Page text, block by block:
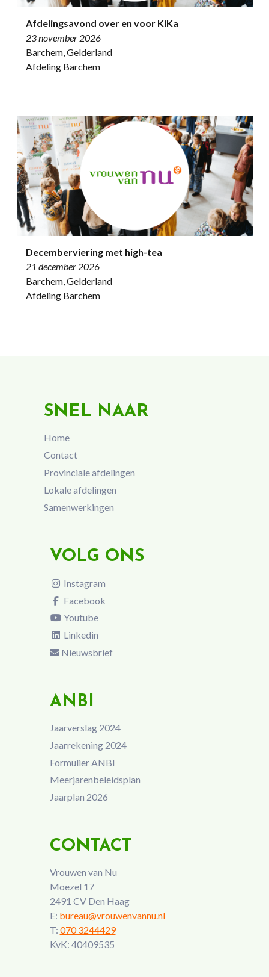
Afdelingsavond over en voor KiKa
23 november 2026
Barchem, Gelderland
Afdeling Barchem
Decemberviering met high-tea
21 december 2026
Barchem, Gelderland
Afdeling Barchem
SNEL NAAR
Home
Contact
Provinciale afdelingen
Lokale afdelingen
Samenwerkingen
VOLG ONS
Instagram
Facebook
Youtube
Linkedin
Nieuwsbrief
ANBI
Jaarverslag 2024
Jaarrekening 2024
Formulier ANBI
Meerjarenbeleidsplan
Jaarplan 2026
CONTACT
Vrouwen van Nu
Moezel 17
2491 CV Den Haag
E: bureau@vrouwenvannu.nl
T: 070 3244429
KvK: 40409535